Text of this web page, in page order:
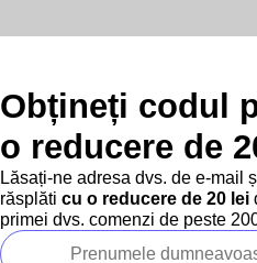
Obțineți codul
o reducere de
Lăsați-ne adresa dvs. de e-mail
răsplăti cu o reducere de 20 lei
primei dvs. comenzi de peste